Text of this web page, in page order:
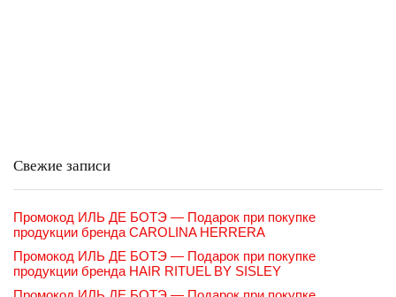
Свежие записи
Промокод ИЛЬ ДЕ БОТЭ — Подарок при покупке
продукции бренда CAROLINA HERRERA
Промокод ИЛЬ ДЕ БОТЭ — Подарок при покупке
продукции бренда HAIR RITUEL BY SISLEY